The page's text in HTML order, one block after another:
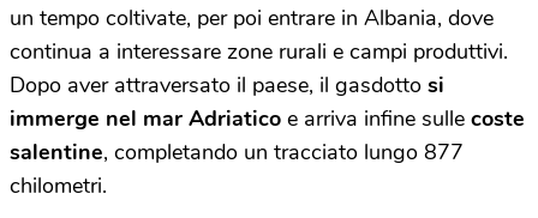
un tempo coltivate, per poi entrare in Albania, dove
continua a interessare zone rurali e campi produttivi.
Dopo aver attraversato il paese, il gasdotto si
immerge nel mar Adriatico e arriva infine sulle coste
salentine, completando un tracciato lungo 877
chilometri.